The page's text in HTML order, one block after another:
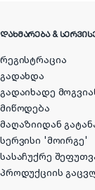
ᲓᲐᲮᲛᲐᲠᲔᲑᲐ &
რეგისტრაცია
გადახდა
გადაიხადე
მიწოდება
მაღაზიიდან
სერვისი 'მოირგე'
სასაჩუქრე
პროდუქციის